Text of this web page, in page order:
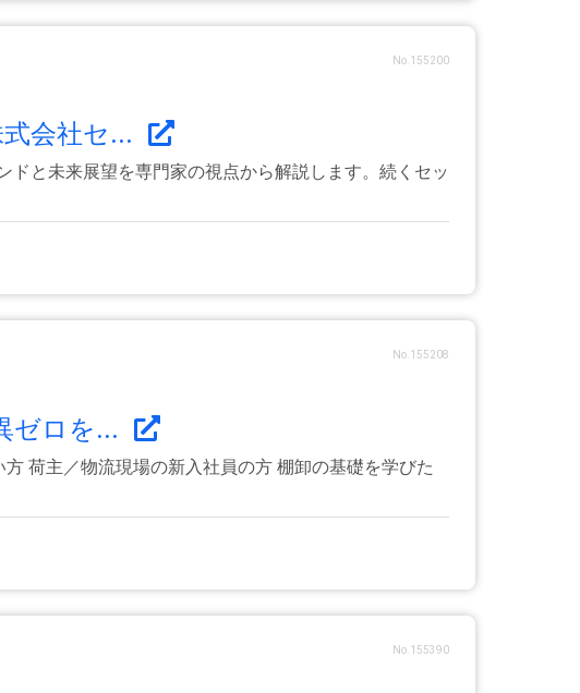
No.155200
会社セ...
と未来展望を専門家の視点から解説します。続くセッ
No.155208
ゼロを...
荷主／物流現場の新入社員の方 棚卸の基礎を学びた
No.155390